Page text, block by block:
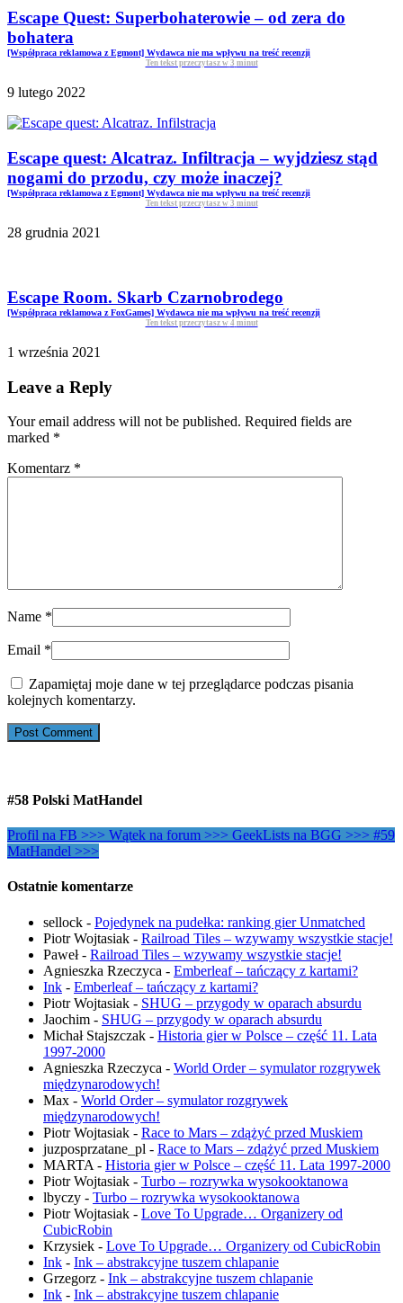
Escape Quest: Superbohaterowie – od zera do
bohatera
[Współpraca reklamowa z Egmont] Wydawca nie ma wpływu na treść recenzji
Ten tekst przeczytasz w 3 minut
9 lutego 2022
Escape quest: Alcatraz. Infiltracja – wyjdziesz stąd
nogami do przodu, czy może inaczej?
[Współpraca reklamowa z Egmont] Wydawca nie ma wpływu na treść recenzji
Ten tekst przeczytasz w 3 minut
28 grudnia 2021
Escape Room. Skarb Czarnobrodego
[Współpraca reklamowa z FoxGames] Wydawca nie ma wpływu na treść recenzji
Ten tekst przeczytasz w 4 minut
1 września 2021
Leave a Reply
Your email address will not be published. Required fields are
marked *
Komentarz *
Name *
Email *
Zapamiętaj moje dane w tej przeglądarce podczas pisania
kolejnych komentarzy.
#58 Polski MatHandel
Profil na FB >>> Wątek na forum >>> GeekLists na BGG >>> #59
MatHandel >>>
Ostatnie komentarze
sellock - Pojedynek na pudełka: ranking gier Unmatched
Piotr Wojtasiak - Railroad Tiles – wzywamy wszystkie stacje!
Paweł- Railroad Tiles – wzywamy wszystkie stacje!
Agnieszka Rzeczyca - Emberleaf – tańczący z kartami?
Ink - Emberleaf – tańczący z kartami?
Piotr Wojtasiak - SHUG – przygody w oparach absurdu
Jaochim - SHUG – przygody w oparach absurdu
Michał Stajszczak - Historia gier w Polsce – część 11. Lata
1997-2000
Agnieszka Rzeczyca - World Order – symulator rozgrywek
międzynarodowych!
Max - World Order – symulator rozgrywek
międzynarodowych!
Piotr Wojtasiak - Race to Mars – zdążyć przed Muskiem
juzposprzatane_pl - Race to Mars – zdążyć przed Muskiem
MARTA - Historia gier w Polsce – część 11. Lata 1997-2000
Piotr Wojtasiak - Turbo – rozrywka wysokooktanowa
lbyczy - Turbo – rozrywka wysokooktanowa
Piotr Wojtasiak - Love To Upgrade… Organizery od
CubicRobin
Krzysiek - Love To Upgrade… Organizery od CubicRobin
Ink - Ink – abstrakcyjne tuszem chlapanie
Grzegorz - Ink – abstrakcyjne tuszem chlapanie
Ink - Ink – abstrakcyjne tuszem chlapanie